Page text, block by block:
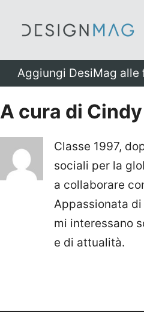
Aggiungi DesiMag
A cura di Cindy
Classe 1997,
sociali per la
a collaborare
Appassionata
mi interessano
e di attualità.